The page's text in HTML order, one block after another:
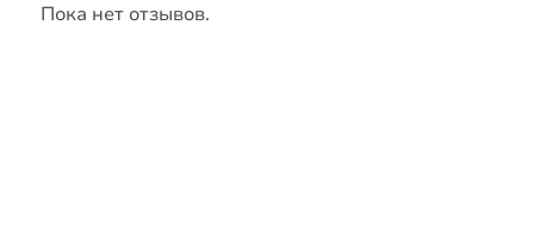
Пока нет отзывов.